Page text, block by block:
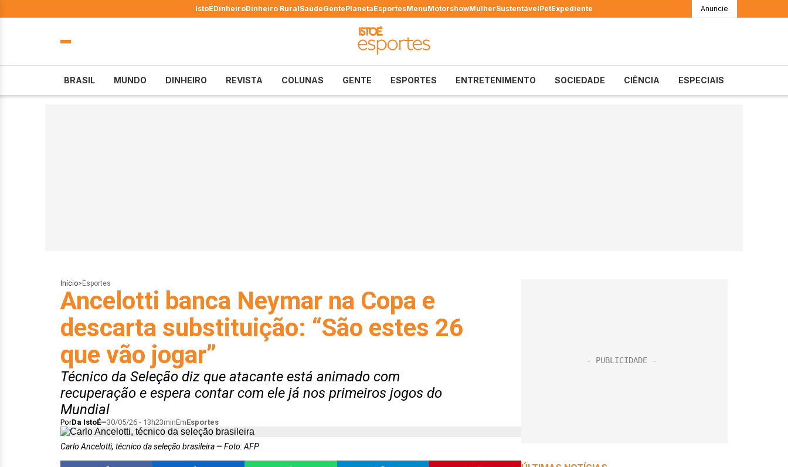
IstoÉDinheiroDinheiro RuralSaúdeGentePlanetaEsportesMenuMotorshowMulherSustentávelPetExpediente Anuncie
BRASIL MUNDO DINHEIRO REVISTA COLUNAS GENTE ESPORTES ENTRETENIMENTO SOCIEDADE CIÊNCIA ESPECIAIS
Início> Esportes
Ancelotti banca Neymar na Copa e
descarta substituição: “São estes 26
que vão jogar”
Técnico da Seleção diz que atacante está animado com
recuperação e espera contar com ele já nos primeiros jogos do
Mundial
PorDa IstoÉ 30/05/26 - 13h23minEmEsportes
Carlo Ancelotti, técnico da seleção brasileira Foto: AFP